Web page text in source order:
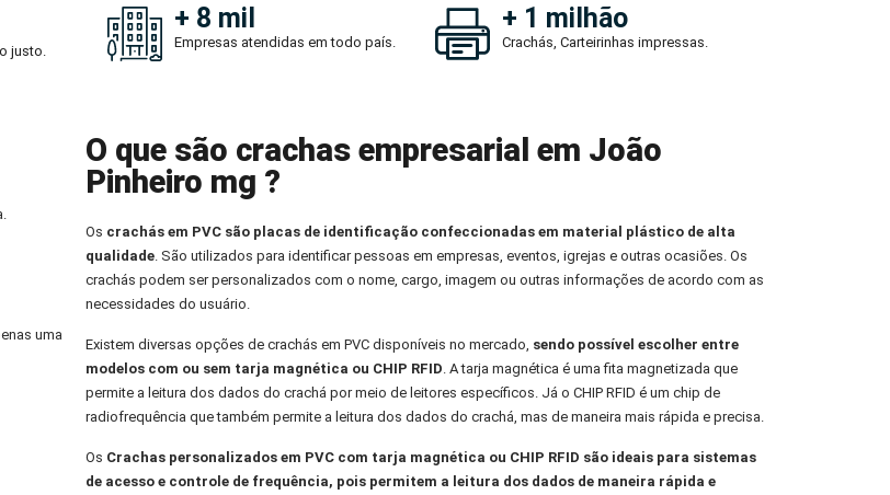
justo.
+ 8 mil
Empresas atendidas em todo país.
+ 1 milhão
Crachás, Carteirinhas impressas.
uma
O que são crachas empresarial em João
Pinheiro mg ?
Os crachás em PVC são placas de identificação confeccionadas em material plástico de alta
qualidade. São utilizados para identificar pessoas em empresas, eventos, igrejas e outras ocasiões. Os
crachás podem ser personalizados com o nome, cargo, imagem ou outras informações de acordo com as
necessidades do usuário.
Existem diversas opções de crachás em PVC disponíveis no mercado, sendo possível escolher entre
modelos com ou sem tarja magnética ou CHIP RFID . A tarja magnética é uma fita magnetizada que
permite a leitura dos dados do crachá por meio de leitores específicos. Já o CHIP RFID é um chip de
radiofrequência que também permite a leitura dos dados do crachá, mas de maneira mais rápida e precisa.
Os Crachas personalizadosem PVC com tarja magnética ou CHIP RFID são ideais para sistemas
de acesso e controle de frequência, pois permitem a leitura dos dados de maneira rápida e